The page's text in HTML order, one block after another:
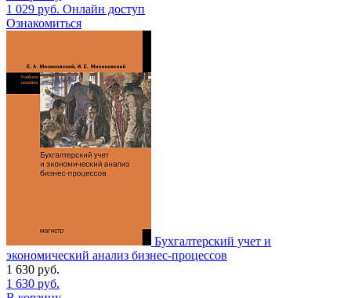
1 029 руб. Онлайн доступ
Ознакомиться
Бухгалтерский учет и
экономический анализ бизнес-процессов
1 630 руб.
1 630 руб.